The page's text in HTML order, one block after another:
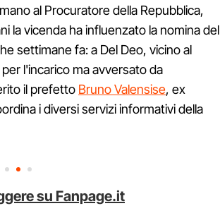
al Procuratore della Repubblica,
la vicenda ha influenzato la nomina del
settimane fa: a Del Deo, vicino al
l'incarico ma avversato da
il prefetto Bruno Valensise, ex
i diversi servizi informativi della
su Fanpage.it